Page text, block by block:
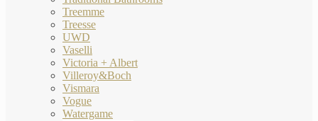
Treemme
Treesse
UWD
Vaselli
Victoria + Albert
Villeroy&Boch
Vismara
Vogue
Watergame